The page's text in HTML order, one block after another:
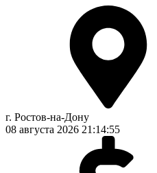
г. Ростов-на-Дону
08 августа 2026 21:14:55